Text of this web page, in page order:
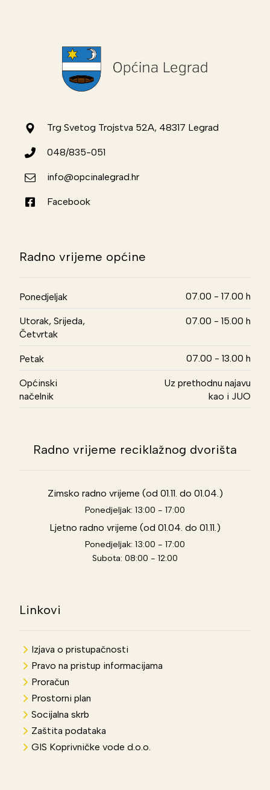
Trg Svetog Trojstva 52A, 48317 Legrad
048/835-051
info@opcinalegrad.hr
Facebook
Radno vrijeme općine
Ponedjeljak 07.00 - 17.00 h
Utorak, Srijeda,
Četvrtak
07.00 - 15.00 h
Petak 07.00 - 13.00 h
Općinski
načelnik
Uz prethodnu najavu
kao i JUO
Radno vrijeme reciklažnog dvorišta
Zimsko radno vrijeme (od 01.11. do 01.04.)
Ponedjeljak: 13:00 - 17:00
Ljetno radno vrijeme (od 01.04. do 01.11.)
Ponedjeljak: 13:00 - 17:00
Subota: 08:00 - 12:00
Linkovi
Izjava o pristupačnosti
Pravo na pristup informacijama
Proračun
Prostorni plan
Socijalna skrb
Zaštita podataka
GIS Koprivničke vode d.o.o.